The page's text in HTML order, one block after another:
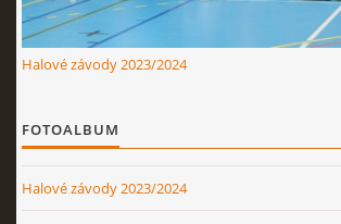
Halové závody 2023/2024
FOTOALBUM
Halové závody 2023/2024